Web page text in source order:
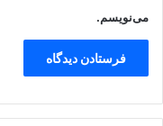
می‌نویسم.